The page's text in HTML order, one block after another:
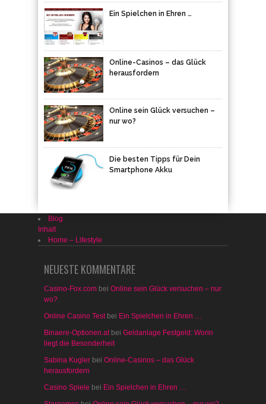
Ein Spielchen in Ehren …
Online-Casinos – das Glück
herausfordern
Online sein Glück versuchen –
nur wo?
Die besten Tipps für Dein
Smartphone Akku
Blog
Inhalt
Home – Lifestyle
NEUESTE KOMMENTARE
Casino-Fox.com bei Online sein Glück versuchen – nur
wo?
Online Casino Testbei Ein Spielchen in Ehren …
Binaere-Optionen.atbei Geldanlage Festgeld: Worin
liegt die Besonderheit
Sabina Kugler bei Online-Casinos – das Glück
herausfordern
Casino Spiele bei Ein Spielchen in Ehren …